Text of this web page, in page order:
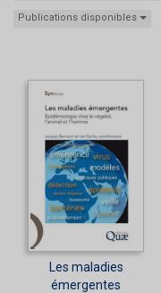
Publications disponibles
Les maladies
émergentes